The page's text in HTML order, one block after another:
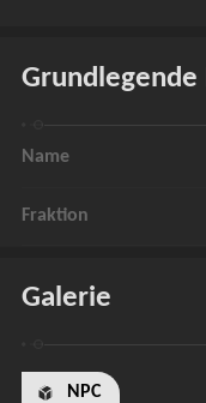
Name
Fraktion
Galerie
NPC